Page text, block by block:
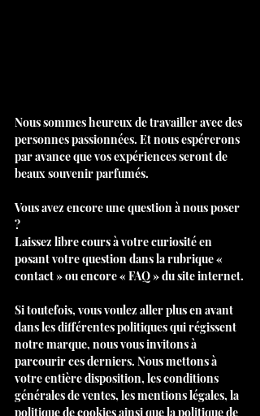
Nous sommes heureux de travailler avec des
personnes passionnées. Et nous espérerons
par avance que vos expériences seront de
beaux souvenir parfumés.
Vous avez encore une question à nous poser
?
Laissez libre cours à votre curiosité en
posant votre question dans la rubrique «
contact » ou encore « FAQ » du site internet.
Si toutefois, vous voulez aller plus en avant
dans les différentes politiques qui régissent
notre marque, nous vous invitons à
parcourir ces derniers. Nous mettons à
votre entière disposition, les conditions
générales de ventes, les mentions légales, la
politique de cookies ainsi que la politique de